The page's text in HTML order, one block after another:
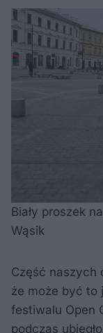
Biały proszek
Wąsik
Część naszych
że może być to
festiwalu Open
podczas